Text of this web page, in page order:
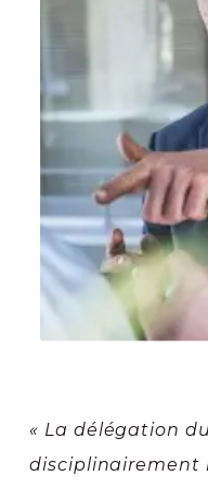
« La délégation
disciplinairement